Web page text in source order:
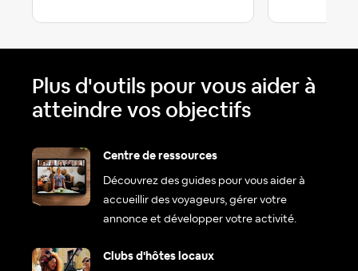
Plus d'outils pour vous aider à
atteindre vos objectifs
Centre de ressources
Découvrez des guides pour vous aider à
accueillir des voyageurs, gérer votre
annonce et développer votre activité.
Clubs d'hôtes locaux